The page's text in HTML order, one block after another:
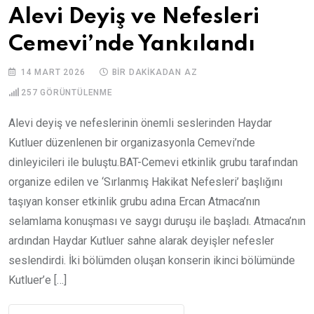
Alevi Deyiş ve Nefesleri
Cemevi’nde Yankılandı
14 MART 2026 BIR DAKIKADAN AZ
257 GÖRÜNTÜLENME
Alevi deyiş ve nefeslerinin önemli seslerinden Haydar
Kutluer düzenlenen bir organizasyonla Cemevi’nde
dinleyicileri ile buluştu.BAT-Cemevi etkinlik grubu tarafından
organize edilen ve ‘Sırlanmış Hakikat Nefesleri’ başlığını
taşıyan konser etkinlik grubu adına Ercan Atmaca’nın
selamlama konuşması ve saygı duruşu ile başladı. Atmaca’nın
ardından Haydar Kutluer sahne alarak deyişler nefesler
seslendirdi. İki bölümden oluşan konserin ikinci bölümünde
Kutluer’e […]